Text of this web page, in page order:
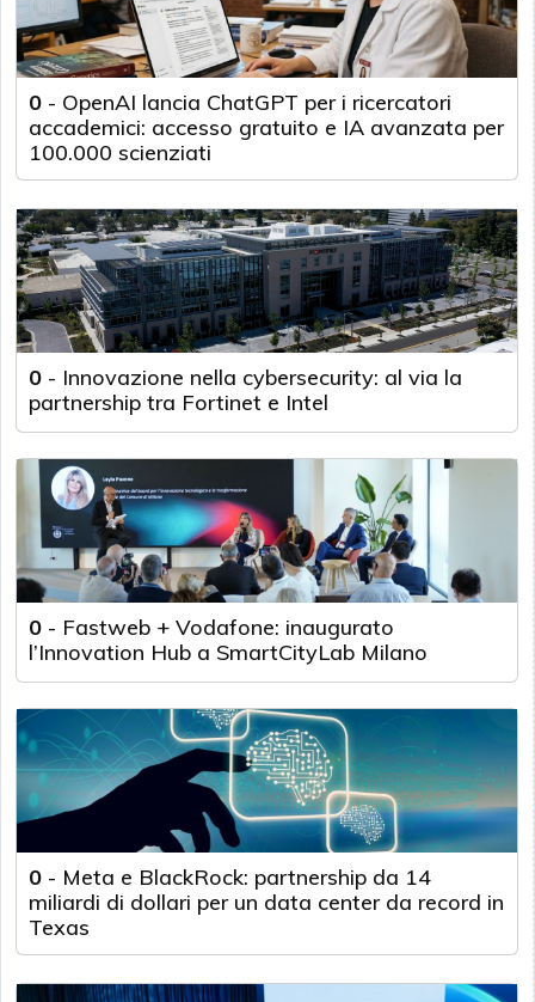
0 - OpenAI lancia ChatGPT per i ricercatori
accademici: accesso gratuito e IA avanzata per
100.000 scienziati
0 - Innovazione nella cybersecurity: al via la
partnership tra Fortinet e Intel
0 - Fastweb + Vodafone: inaugurato
l’Innovation Hub a SmartCityLab Milano
0 - Meta e BlackRock: partnership da 14
miliardi di dollari per un data center da record in
Texas